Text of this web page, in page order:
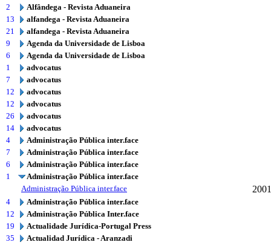
2
Alfândega - Revista Aduaneira
13
alfandega - Revista Aduaneira
21
alfandega - Revista Aduaneira
9
Agenda da Universidade de Lisboa
6
Agenda da Universidade de Lisboa
1
advocatus
7
advocatus
12
advocatus
12
advocatus
26
advocatus
14
advocatus
4
Administração Pública inter.face
7
Administração Pública inter.face
6
Administração Pública inter.face
1
Administração Pública inter.face
Administração Pública inter.face
2001
4
Administração Pública inter.face
12
Administração Pública Inter.face
19
Actualidade Jurídica-Portugal Press
35
Actualidad Jurídica - Aranzadi